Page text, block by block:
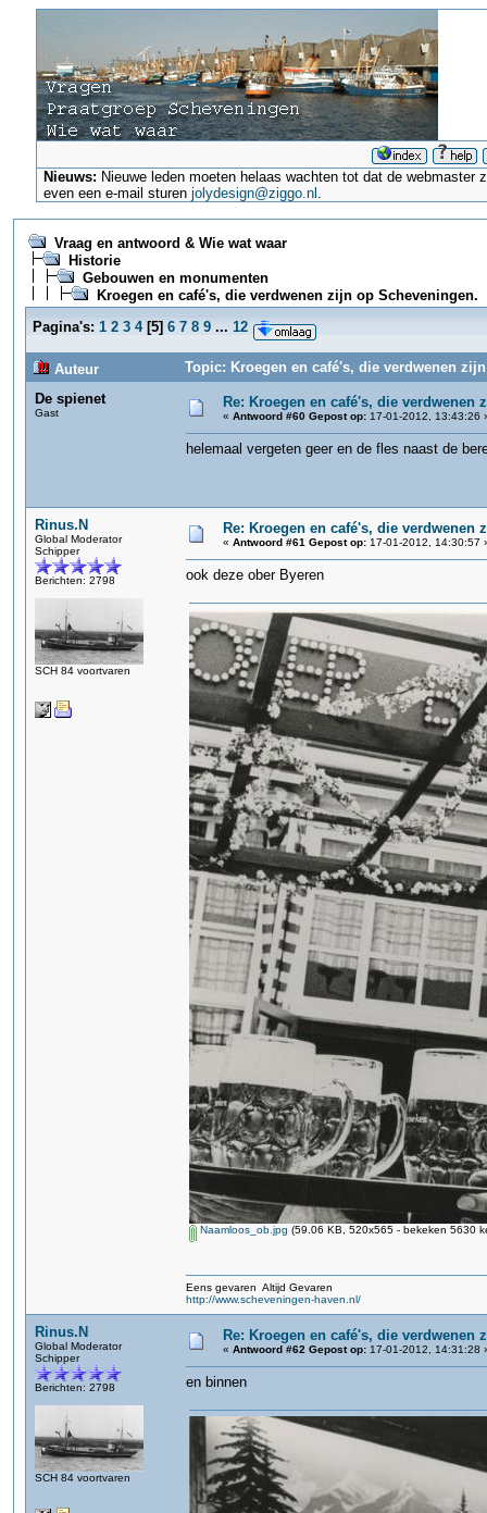
Nieuws: Nieuwe leden moeten helaas wachten tot dat de
even een e-mail sturenjolydesign@ziggo.nl .
Vraag en antwoord & Wie wat waar
Historie
Gebouwen en monumenten
Kroegen en café's, die verdwenen zijn op Scheveningen.
Pagina's: 1 2 3 4[5] 6 7 8 9 ... 12
Auteur
Topic: Kroegen en café's, die verdwenen
De spienet
Gast
Re: Kroegen en café's, die verdwenen
« Antwoord #60 Gepost op: 17-01-2012, 13:43:26
helemaal vergeten geer en de fles naast de
Rinus.N
Global Moderator
Schipper
Berichten: 2798
SCH 84 voortvaren
Re: Kroegen en café's, die verdwenen
« Antwoord #61 Gepost op: 17-01-2012, 14:30:57
ook deze ober Byeren
Naamloos_ob.jpg (59.06 KB, 520x565 - bekeken 5630
Eens gevaren Altijd Gevaren
http://www.scheveningen-haven.nl/
Rinus.N
Global Moderator
Schipper
Berichten: 2798
SCH 84 voortvaren
Re: Kroegen en café's, die verdwenen
« Antwoord #62 Gepost op: 17-01-2012, 14:31:28
en binnen